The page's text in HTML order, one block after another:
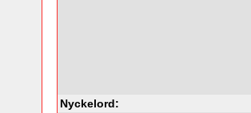
Nyckelord: